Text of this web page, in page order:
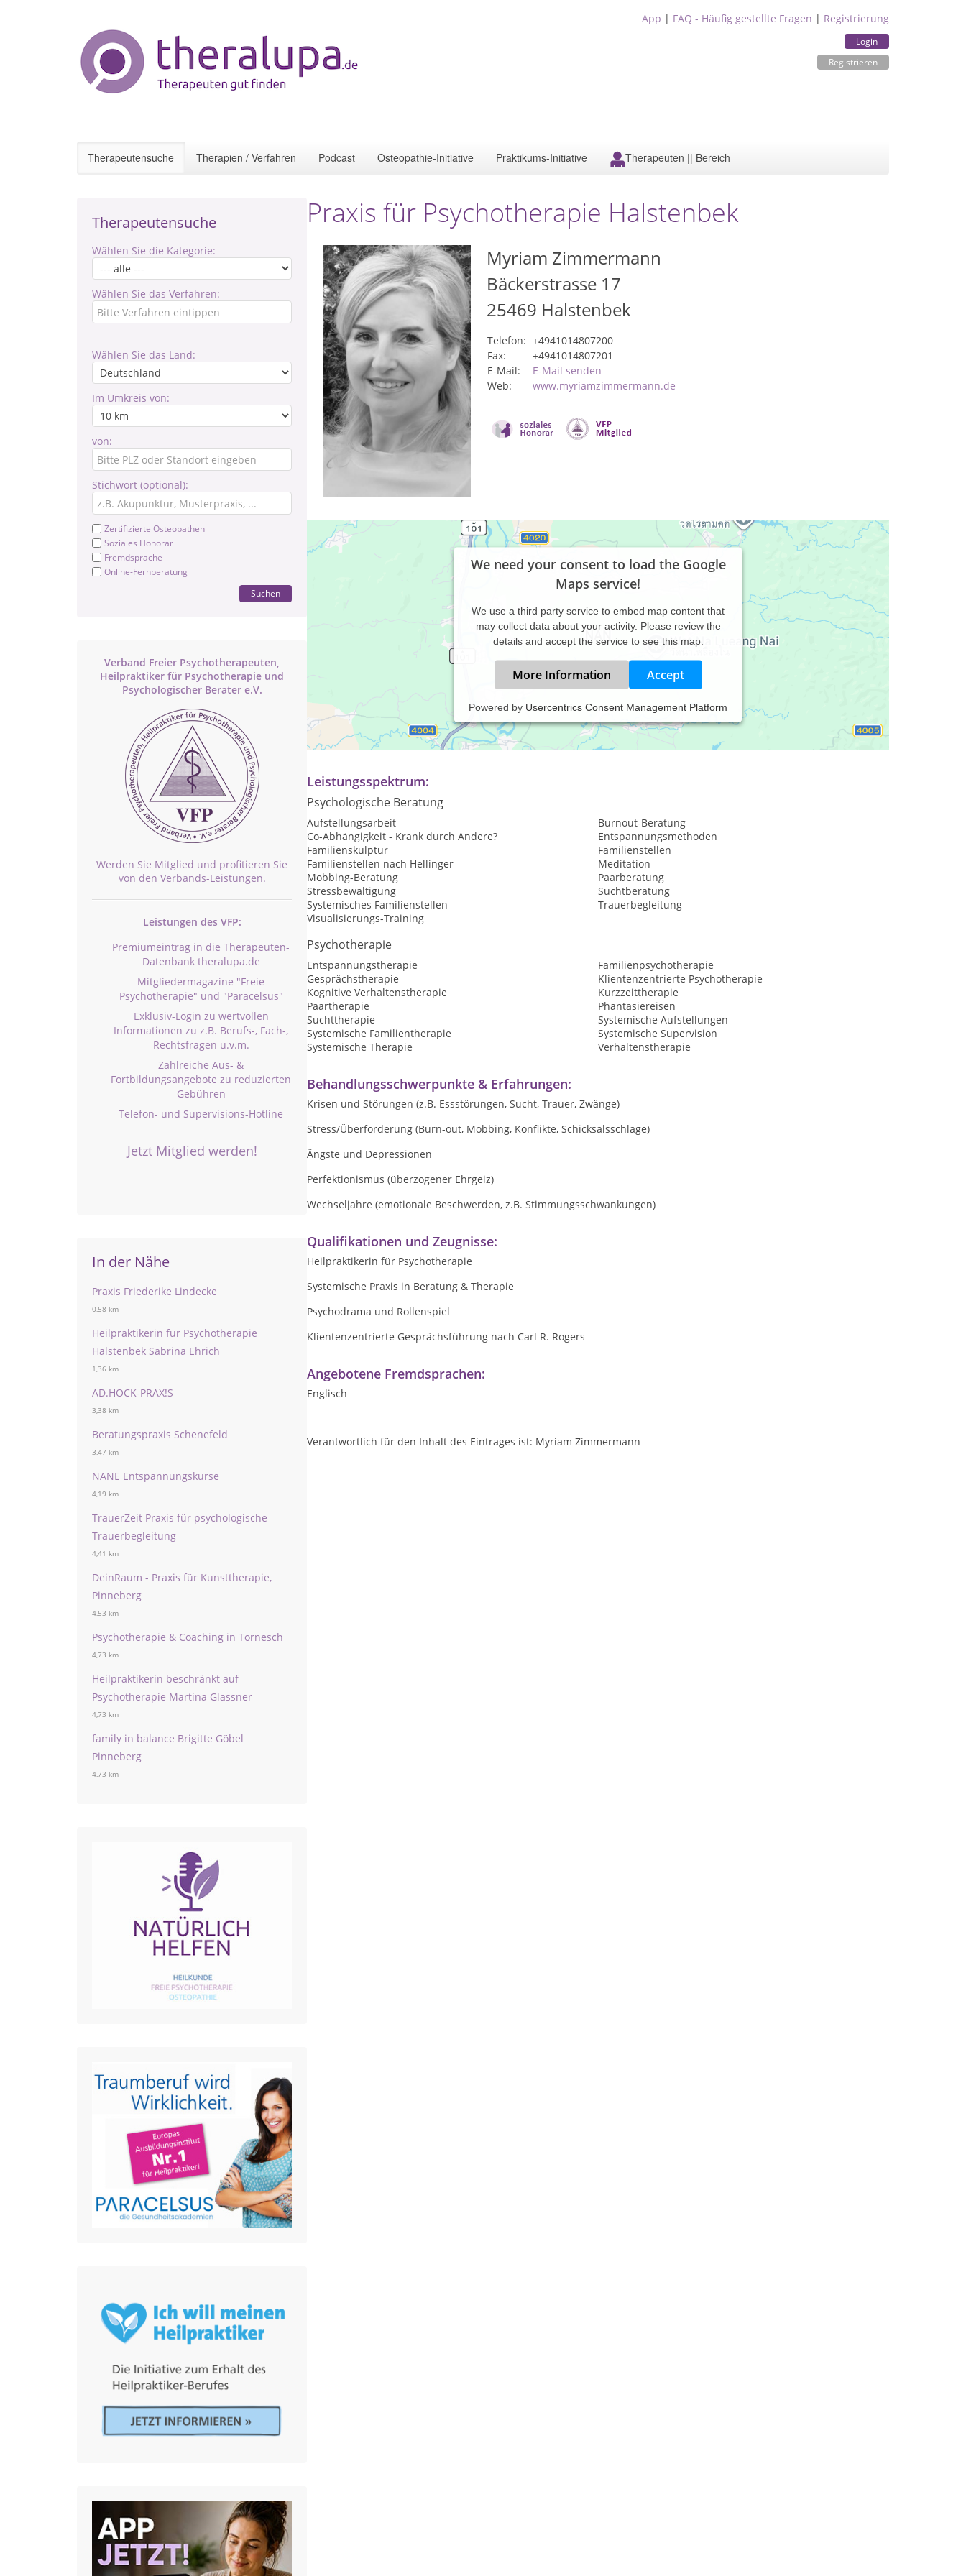
App | FAQ - Häufig gestellte Fragen | Registrierung
Login
Registrieren
Therapeutensuche Therapien / Verfahren Podcast Osteopathie-Initiative Praktikums-Initiative Therapeuten || Bereich
Therapeutensuche
Wählen Sie die Kategorie:
Wählen Sie das Verfahren:
Wählen Sie das Land:
Im Umkreis von:
von:
Stichwort (optional):
Zertifizierte Osteopathen
Soziales Honorar
Fremdsprache
Online-Fernberatung
Suchen
Verband Freier Psychotherapeuten,
Heilpraktiker für Psychotherapie und
Psychologischer Berater e.V.
Werden Sie Mitglied und profitieren Sie
von den Verbands-Leistungen.
Leistungen des VFP:
Premiumeintrag in die Therapeuten-
Datenbank theralupa.de
Mitgliedermagazine "Freie
Psychotherapie" und "Paracelsus"
Exklusiv-Login zu wertvollen
Informationen zu z.B. Berufs-, Fach-,
Rechtsfragen u.v.m.
Zahlreiche Aus- &
Fortbildungsangebote zu reduzierten
Gebühren
Telefon- und Supervisions-Hotline
Jetzt Mitglied werden!
In der Nähe
Praxis Friederike Lindecke
0,58 km
Heilpraktikerin für Psychotherapie
Halstenbek Sabrina Ehrich
1,36 km
AD.HOCK-PRAX!S
3,38 km
Beratungspraxis Schenefeld
3,47 km
NANE Entspannungskurse
4,19 km
TrauerZeit Praxis für psychologische
Trauerbegleitung
4,41 km
DeinRaum - Praxis für Kunsttherapie,
Pinneberg
4,53 km
Psychotherapie & Coaching in Tornesch
4,73 km
Heilpraktikerin beschränkt auf
Psychotherapie Martina Glassner
4,73 km
family in balance Brigitte Göbel
Pinneberg
4,73 km
Praxis für Psychotherapie Halstenbek
Myriam Zimmermann
Bäckerstrasse 17
25469 Halstenbek
Telefon: +4941014807200
Fax:
+4941014807201
E-Mail:
E-Mail senden
Web:
www.myriamzimmermann.de
We need your consent to load the Google
Maps service!
We use a third party service to embed map content that
may collect data about your activity. Please review the
details and accept the service to see this map.
More Information Accept
Powered by Usercentrics Consent Management Platform
Praxiszeiten:
Termine erfolgen nach gemeinsamer Absprache
Leistungsspektrum:
Psychologische Beratung
Aufstellungsarbeit
Burnout-Beratung
Co-Abhängigkeit - Krank durch Andere?
Entspannungsmethoden
Familienskulptur
Familienstellen
Familienstellen nach Hellinger
Meditation
Mobbing-Beratung
Paarberatung
Stressbewältigung
Suchtberatung
Systemisches Familienstellen
Trauerbegleitung
Visualisierungs-Training
Psychotherapie
Entspannungstherapie
Familienpsychotherapie
Gesprächstherapie
Klientenzentrierte Psychotherapie
Kognitive Verhaltenstherapie
Kurzzeittherapie
Paartherapie
Phantasiereisen
Suchttherapie
Systemische Aufstellungen
Systemische Familientherapie
Systemische Supervision
Systemische Therapie
Verhaltenstherapie
Behandlungsschwerpunkte & Erfahrungen:
Krisen und Störungen (z.B. Essstörungen, Sucht, Trauer, Zwänge)
Stress/Überforderung (Burn-out, Mobbing, Konflikte, Schicksalsschläge)
Ängste und Depressionen
Perfektionismus (überzogener Ehrgeiz)
Wechseljahre (emotionale Beschwerden, z.B. Stimmungsschwankungen)
Qualifikationen und Zeugnisse:
Heilpraktikerin für Psychotherapie
Systemische Praxis in Beratung & Therapie
Psychodrama und Rollenspiel
Klientenzentrierte Gesprächsführung nach Carl R. Rogers
Angebotene Fremdsprachen:
Englisch
Verantwortlich für den Inhalt des Eintrages ist: Myriam Zimmermann